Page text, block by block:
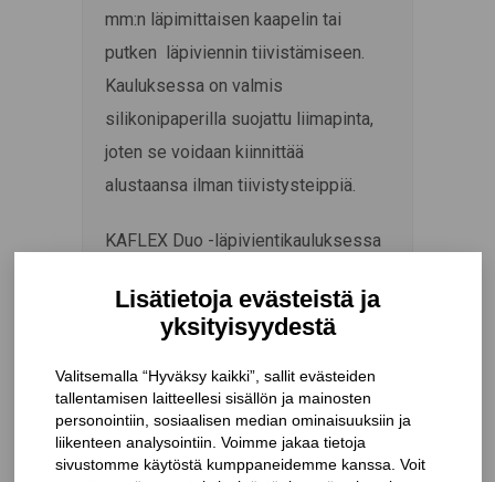
mm:n läpimittaisen kaapelin tai
putken läpiviennin tiivistämiseen.
Kauluksessa on valmis
silikonipaperilla suojattu liimapinta,
joten se voidaan kiinnittää
alustaansa ilman tiivistysteippiä.
KAFLEX Duo -läpivientikauluksessa
on läpäissyt sadan vuoden
lämpövanhennuskokeen ja se tarttuu
erittäin hyvin alustaansa.
KAFLEX ja ROFLEX -kauluksia on
saatavana kaikille 4,8 – 320 mm:n